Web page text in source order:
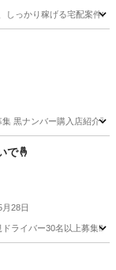
っかり稼げる宅配案件📦
黒ナンバー購入店紹介
で🤞
月28日
ライバー30名以上募集‼️